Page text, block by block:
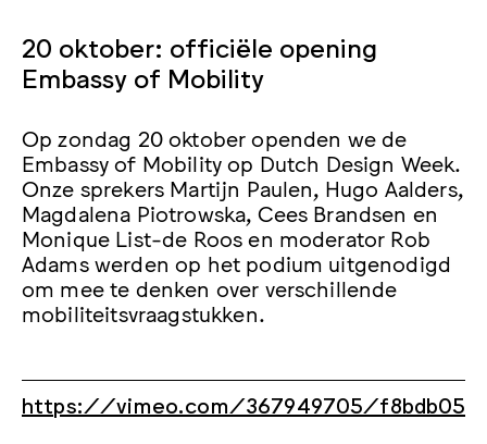
20 oktober: officiële opening
Embassy of Mobility
Op zondag 20 oktober openden we de
Embassy of Mobility op Dutch Design Week.
Onze sprekers Martijn Paulen, Hugo Aalders,
Magdalena Piotrowska, Cees Brandsen en
Monique List-de Roos en moderator Rob
Adams werden op het podium uitgenodigd
om mee te denken over verschillende
mobiliteitsvraagstukken.
https://vimeo.com/367949705/